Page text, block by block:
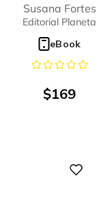
Susana Fortes
Editorial Planeta
eBook
$169